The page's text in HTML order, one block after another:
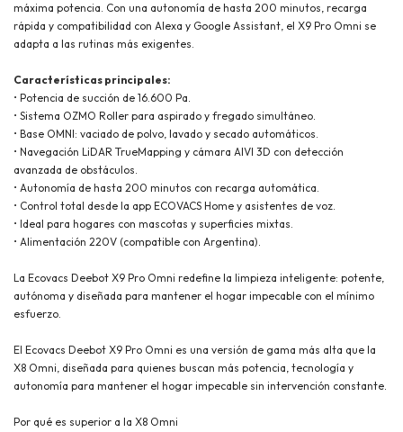
máxima potencia. Con una autonomía de hasta 200 minutos, recarga
rápida y compatibilidad con Alexa y Google Assistant, el X9 Pro Omni se
adapta a las rutinas más exigentes.
Características principales:
• Potencia de succión de 16.600 Pa.
• Sistema OZMO Roller para aspirado y fregado simultáneo.
• Base OMNI: vaciado de polvo, lavado y secado automáticos.
• Navegación LiDAR TrueMapping y cámara AIVI 3D con detección
avanzada de obstáculos.
• Autonomía de hasta 200 minutos con recarga automática.
• Control total desde la app ECOVACS Home y asistentes de voz.
• Ideal para hogares con mascotas y superficies mixtas.
• Alimentación 220V (compatible con Argentina).
La Ecovacs Deebot X9 Pro Omni redefine la limpieza inteligente: potente,
autónoma y diseñada para mantener el hogar impecable con el mínimo
esfuerzo.
El Ecovacs Deebot X9 Pro Omni es una versión de gama más alta que la
X8 Omni, diseñada para quienes buscan más potencia, tecnología y
autonomía para mantener el hogar impecable sin intervención constante.
Por qué es superior a la X8 Omni